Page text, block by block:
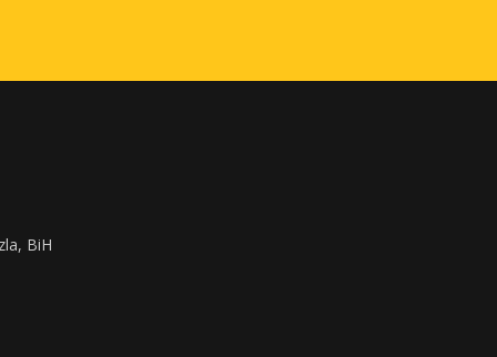
BiH